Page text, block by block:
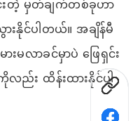
းတဲ့ မှတ်ချက်တစ်ခုဟာ
းနိုင်ပါတယ်။ အချိန်မီ
မလာခင်မှာပဲ ဖြေရှင်း
ည်း ထိန်းထားနိုင်ပါ